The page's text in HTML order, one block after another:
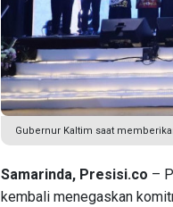
Gubernur Kaltim saat
Samarinda, Presisi.co –
kembali menegaskan